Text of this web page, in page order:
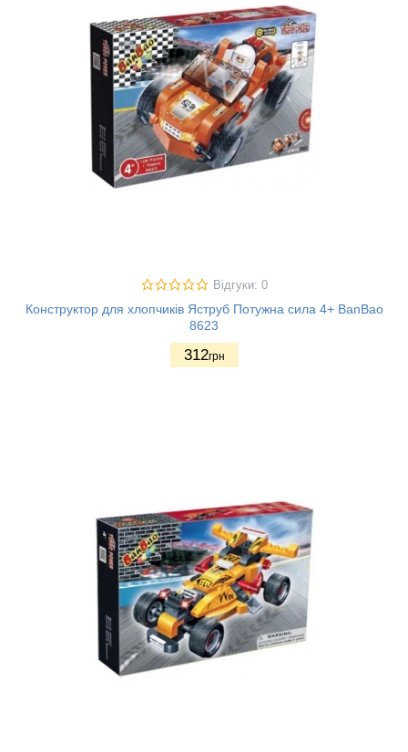
Відгуки: 0
Конструктор для хлопчиків Яструб Потужна сила 4+ BanBao
8623
312грн